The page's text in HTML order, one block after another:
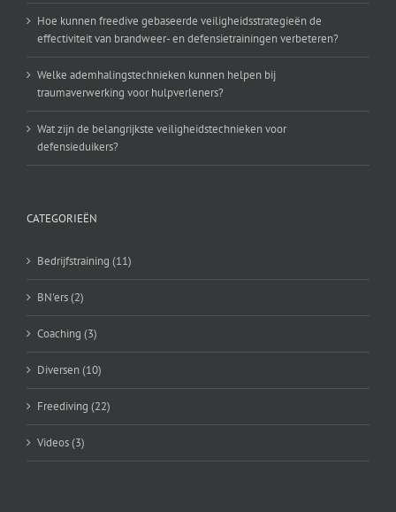
Hoe kunnen freedive gebaseerde veiligheidsstrategieën de
effectiviteit van brandweer- en defensietrainingen verbeteren?
Welke ademhalingstechnieken kunnen helpen bij
traumaverwerking voor hulpverleners?
Wat zijn de belangrijkste veiligheidstechnieken voor
defensieduikers?
CATEGORIEËN
Bedrijfstraining (11)
BN'ers (2)
Coaching (3)
Diversen (10)
Freediving (22)
Videos (3)